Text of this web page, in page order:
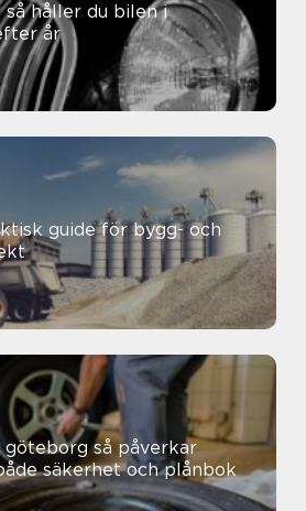
i
år
så påverkar
säkerhet och plånbok